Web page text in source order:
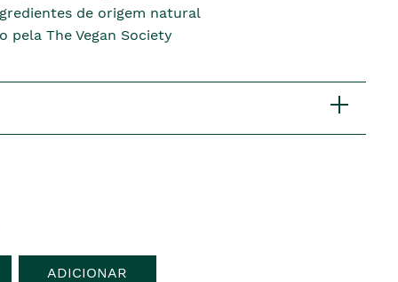
de origem natural
pela The Vegan Society
ADICIONAR